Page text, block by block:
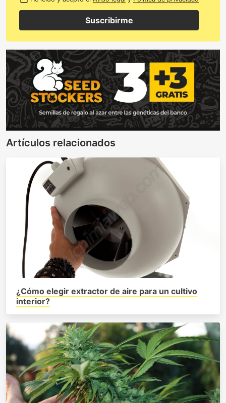
Suscribirme
Artículos relacionados
¿Cómo elegir extractor de aire para un cultivo
interior?